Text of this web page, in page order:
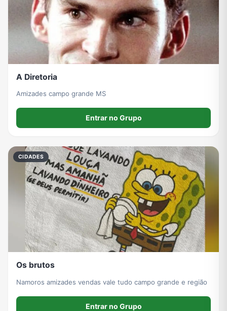
A Diretoria
Amizades campo grande MS
Entrar no Grupo
CIDADES
Os brutos
Namoros amizades vendas vale tudo campo grande e região
Entrar no Grupo